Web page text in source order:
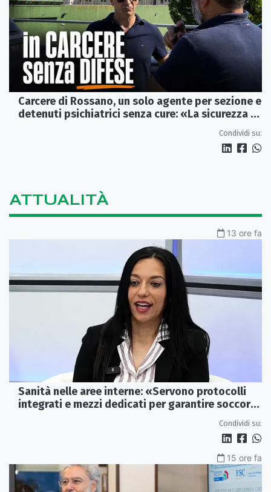
Carcere di Rossano, un solo agente per sezione e
detenuti psichiatrici senza cure: «La sicurezza è
Condividi su:
ATTUALITÀ
13 ore fa
Sanità nelle aree interne: «Servono protocolli
integrati e mezzi dedicati per garantire soccorsi
Condividi su:
15 ore fa